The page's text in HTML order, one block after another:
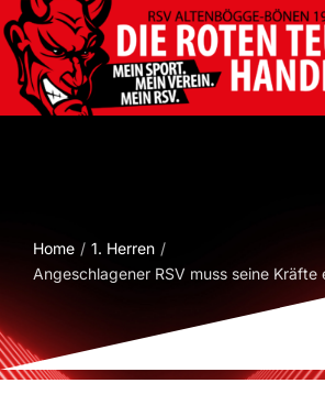
Zum
Inhalt
springen
Verein
Herren
Home
1. Herren
Angeschlagener RSV muss seine Kräfte